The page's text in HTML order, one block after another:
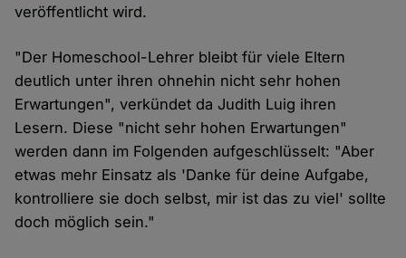
veröffentlicht wird.
"Der Homeschool-Lehrer bleibt für viele Eltern
deutlich unter ihren ohnehin nicht sehr hohen
Erwartungen", verkündet da Judith Luig ihren
Lesern. Diese "nicht sehr hohen Erwartungen"
werden dann im Folgenden aufgeschlüsselt: "Aber
etwas mehr Einsatz als 'Danke für deine Aufgabe,
kontrolliere sie doch selbst, mir ist das zu viel' sollte
doch möglich sein."